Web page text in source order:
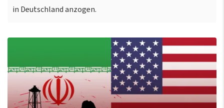
in Deutschland anzogen.